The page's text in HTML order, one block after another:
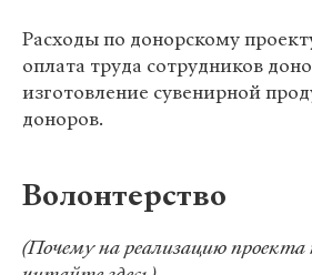
Расходы по донорскому
оплата труда сотрудников
изготовление сувенирной
доноров.
Волонтерство
(Почему на реализацию